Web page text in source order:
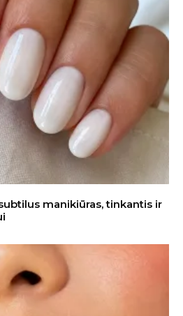
manikiūras, tinkantis ir